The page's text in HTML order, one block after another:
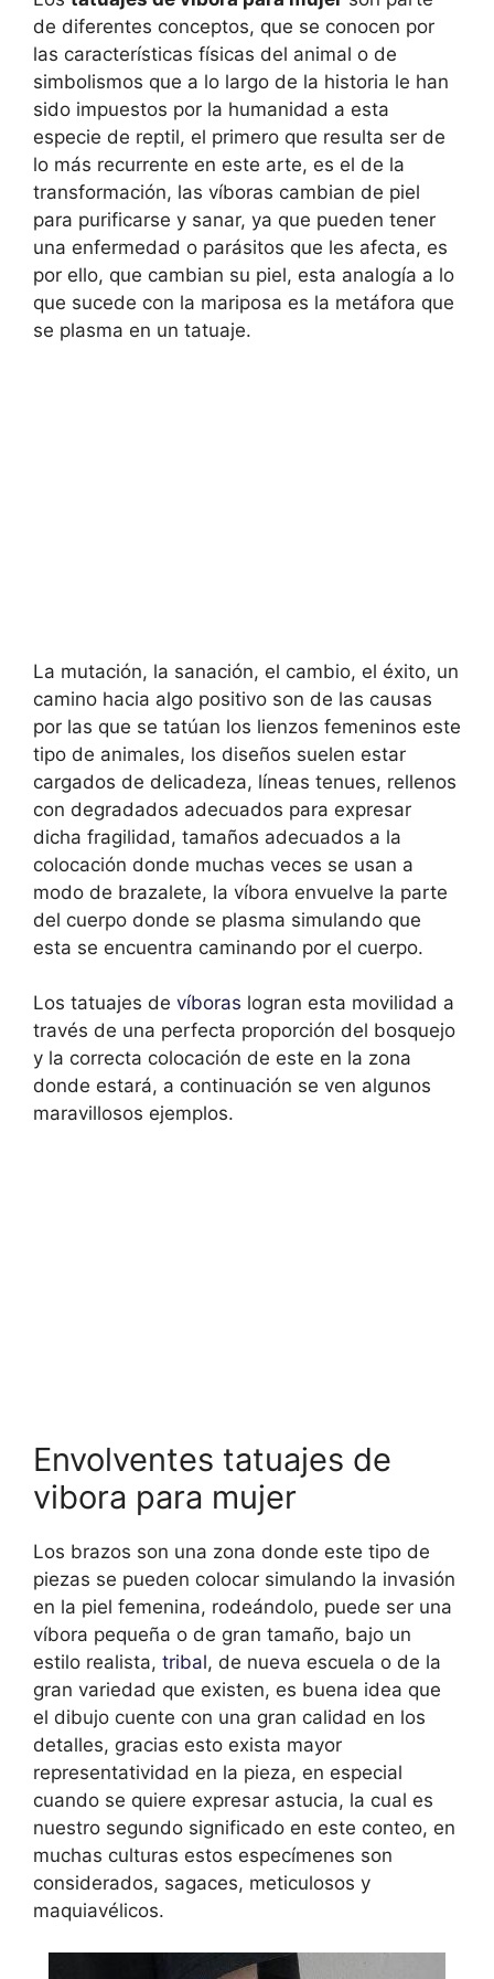
de diferentes conceptos, que se conocen por
las características físicas del animal o de
simbolismos que a lo largo de la historia le han
sido impuestos por la humanidad a esta
especie de reptil, el primero que resulta ser de
lo más recurrente en este arte, es el de la
transformación, las víboras cambian de piel
para purificarse y sanar, ya que pueden tener
una enfermedad o parásitos que les afecta, es
por ello, que cambian su piel, esta analogía a lo
que sucede con la mariposa es la metáfora que
se plasma en un tatuaje.
La mutación, la sanación, el cambio, el éxito, un
camino hacia algo positivo son de las causas
por las que se tatúan los lienzos femeninos este
tipo de animales, los diseños suelen estar
cargados de delicadeza, líneas tenues, rellenos
con degradados adecuados para expresar
dicha fragilidad, tamaños adecuados a la
colocación donde muchas veces se usan a
modo de brazalete, la víbora envuelve la parte
del cuerpo donde se plasma simulando que
esta se encuentra caminando por el cuerpo.
Los tatuajes de víboras logran esta movilidad a
través de una perfecta proporción del bosquejo
y la correcta colocación de este en la zona
donde estará, a continuación se ven algunos
maravillosos ejemplos.
Envolventes tatuajes de
vibora para mujer
Los brazos son una zona donde este tipo de
piezas se pueden colocar simulando la invasión
en la piel femenina, rodeándolo, puede ser una
víbora pequeña o de gran tamaño, bajo un
estilo realista, tribal, de nueva escuela o de la
gran variedad que existen, es buena idea que
el dibujo cuente con una gran calidad en los
detalles, gracias esto exista mayor
representatividad en la pieza, en especial
cuando se quiere expresar astucia, la cual es
nuestro segundo significado en este conteo, en
muchas culturas estos especímenes son
considerados, sagaces, meticulosos y
maquiavélicos.